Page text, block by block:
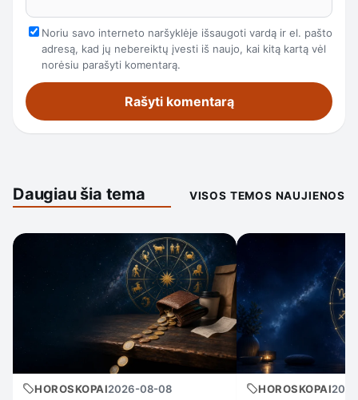
Noriu savo interneto naršyklėje išsaugoti vardą ir el. pašto
adresą, kad jų nebereiktų įvesti iš naujo, kai kitą kartą vėl
norėsiu parašyti komentarą.
Daugiau šia tema VISOS TEMOS NAUJIENOS
HOROSKOPAI2026-08-08 HOROSKOPAI